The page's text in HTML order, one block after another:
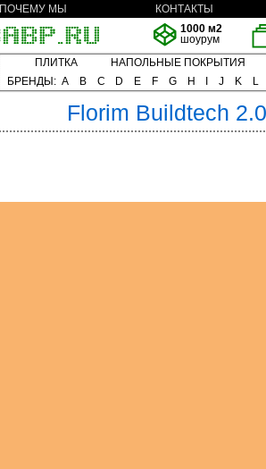
ПОЧЕМУ МЫ
КОНТАКТЫ
1000 м2
шоурум
ПЛИТКА
НАПОЛЬНЫЕ ПОКРЫТИЯ
БРЕНДЫ: A B C D E F G H J K L
Florim Buildtech 2.0